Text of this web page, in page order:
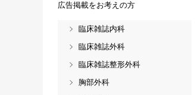
広告掲載をお考えの方
臨床雑誌内科
臨床雑誌外科
臨床雑誌整形外科
胸部外科